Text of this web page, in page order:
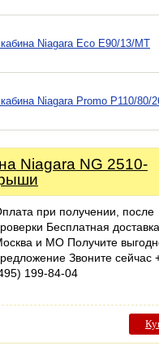
Niagara Eco E90/13/MT
Niagara Promo P110/80/
Niagara NG 2510-
при получении, после
Бесплатная доставка
и МО Получите
Звоните сейчас
199-84-04